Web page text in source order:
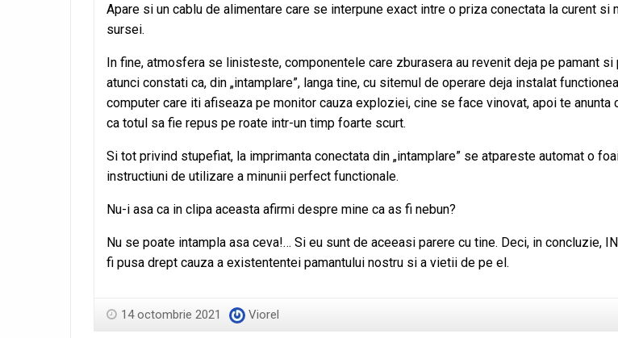
Apare si un cablu de alimentare care se interpune exact intre o priza conectata la curent si
sursei.
In fine, atmosfera se linisteste, componentele care zburasera au revenit deja pe pamant
atunci constati ca, din „intamplare”, langa tine, cu sitemul de operare deja instalat
computer care iti afiseaza pe monitor cauza exploziei, cine se face vinovat, apoi te anunta
ca totul sa fie repus pe roate intr-un timp foarte scurt.
Si tot privind stupefiat, la imprimanta conectata din „intamplare” se atpareste automat o
instructiuni de utilizare a minunii perfect functionale.
Nu-i asa ca in clipa aceasta afirmi despre mine ca as fi nebun?
Nu se poate intampla asa ceva!… Si eu sunt de aceeasi parere cu tine. Deci, in concluzie,
fi pusa drept cauza a existententei pamantului nostru si a vietii de pe el.
14 octombrie 2021 Viorel